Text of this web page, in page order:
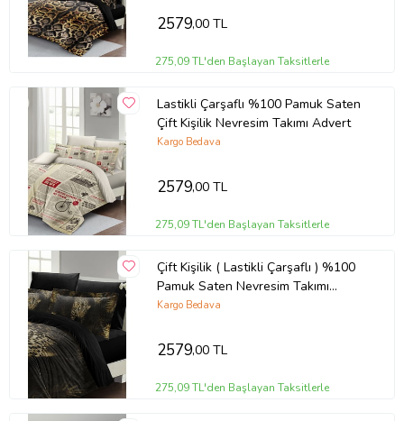
2579,00 TL
275,09 TL'den Başlayan Taksitlerle
Lastikli Çarşaflı %100 Pamuk Saten
Çift Kişilik Nevresim Takımı Advert
Kargo Bedava
2579,00 TL
275,09 TL'den Başlayan Taksitlerle
Çift Kişilik ( Lastikli Çarşaflı ) %100
Pamuk Saten Nevresim Takımı
Lepoar
Kargo Bedava
2579,00 TL
275,09 TL'den Başlayan Taksitlerle